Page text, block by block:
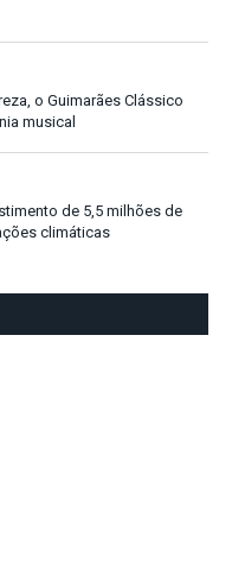
o Guimarães Clássico
musical
de 5,5 milhões de
climáticas